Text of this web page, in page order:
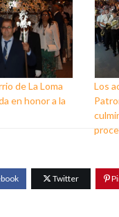
de La Loma
en honor a la
Los
Twitter